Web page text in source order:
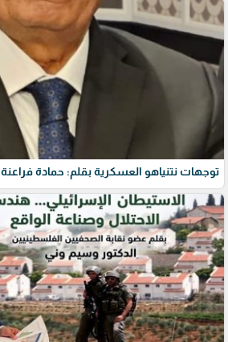
توجهات نتنياهو العسكرية بقلم: حمادة فراعنة